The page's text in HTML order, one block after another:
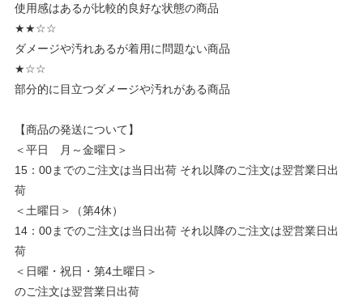
使用感はあるが比較的良好な状態の商品
★★☆☆
ダメージや汚れあるが着用に問題ない商品
★☆☆
部分的に目立つダメージや汚れがある商品
【商品の発送について】
＜平日 月～金曜日＞
15：00までのご注文は当日出荷 それ以降のご注文は翌営業日出
荷
＜土曜日＞（第4休）
14：00までのご注文は当日出荷 それ以降のご注文は翌営業日出
荷
＜日曜・祝日・第4土曜日＞
のご注文は翌営業日出荷